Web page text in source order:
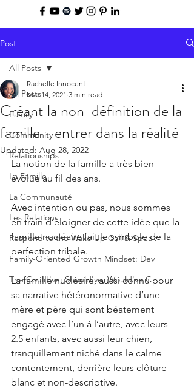
Post
All Posts
Family
Community
Relationships
La Famille
La Communauté
Les Relations
Respond to the Wake Up Call & Speak
Family-Oriented Growth Mindset: Dev
The Could've, Should've, Would've C
All Posts
Créant la non-définition de la
famille - entrer dans la réalité
Rachelle Innocent
Mar 14, 2021 3 min read
Updated: Aug 28, 2022
La notion de la famille a très bien
évolué au fil des ans.
Avec intention ou pas, nous sommes
en train d’éloigner de cette idée que la
famille nucléaire fait le symbole de la
perfection tribale.
La famille nucléaire, aussi connu pour
sa narrative hétéronormative d’une
mère et père qui sont béatement
engagé avec l’un à l’autre, avec leurs
2.5 enfants, avec aussi leur chien,
tranquillement niché dans le calme
contentement, derrière leurs clôture
blanc et non-descriptive.